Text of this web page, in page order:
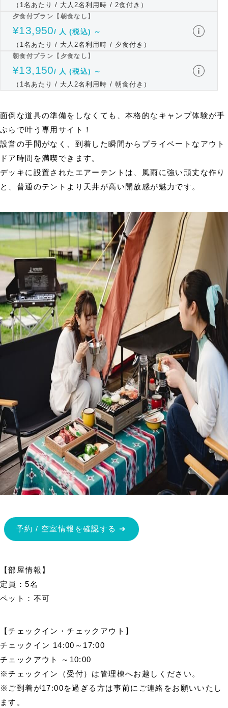
（1名あたり / 大人2名利用時 / 2食付き）
夕食付プラン【朝食なし】
¥13,950/ 人 (税込) ～
（1名あたり / 大人2名利用時 / 夕食付き）
朝食付プラン【夕食なし】
¥13,150/ 人 (税込) ～
（1名あたり / 大人2名利用時 / 朝食付き）
面倒な道具の準備をしなくても、本格的なキャンプ体験が手
ぶらで叶う専用サイト！
設営の手間がなく、到着した瞬間からプライベートなアウト
ドア時間を満喫できます。
デッキに設置されたエアーテントは、風雨に強い頑丈な作り
と、普通のテントより天井が高い開放感が魅力です。
予約 / 空室情報を確認する ➔
【部屋情報】
定員：5名
ペット：不可
【チェックイン・チェックアウト】
チェックイン 14:00～17:00
チェックアウト ～10:00
※チェックイン（受付）は管理棟へお越しください。
※ご到着が17:00を過ぎる方は事前にご連絡をお願いいたし
ます。